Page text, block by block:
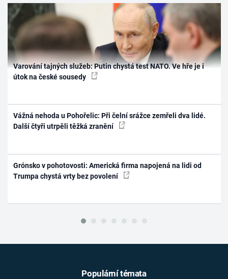
Varování tajných služeb: Putin chystá test NATO. Ve hře je i
útok na české sousedy
Vážná nehoda u Pohořelic: Při čelní srážce zemřeli dva lidé.
Další čtyři utrpěli těžká zranění
Grónsko v pohotovosti: Americká firma napojená na lidi od
Trumpa chystá vrty bez povolení
Populární témata